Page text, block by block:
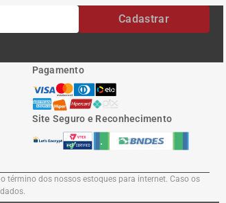
Cadastrar
Pagamento
Site Seguro e Reconhecimento
término dos nossos estoques para internet. Caso os